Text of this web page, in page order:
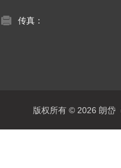
传真：
版权所有 © 2026 朗